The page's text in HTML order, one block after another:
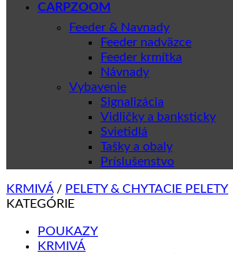
CARPZOOM
Feeder & Navnady
Feeder nadväzce
Feeder krmítka
Návnady
Vybavenie
Signalizácia
Vidličky a banksticky
Svietidlá
Tašky a obaly
Príslušenstvo
KRMIVÁ / PELETY & CHYTACIE PELETY
KATEGÓRIE
POUKAZY
KRMIVÁ